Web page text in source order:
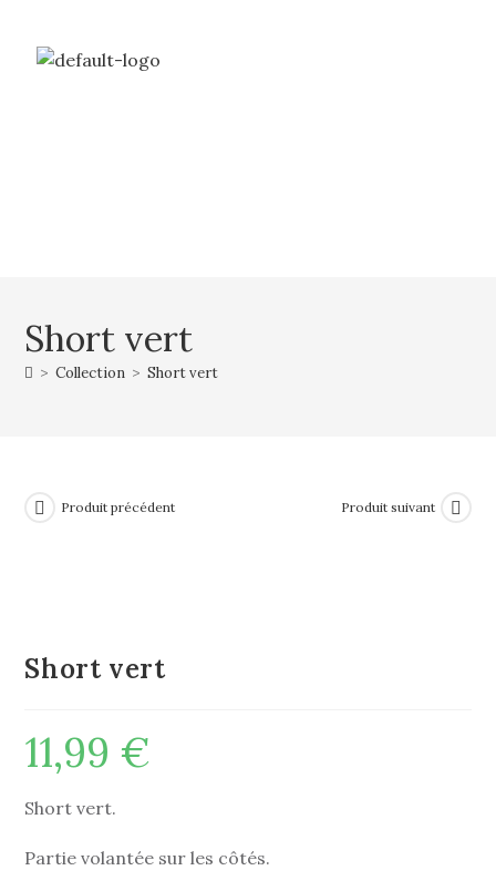
Short vert
> Collection > Short vert
Produit précédent Produit suivant
Short vert
11,99 €
Short vert.
Partie volantée sur les côtés.